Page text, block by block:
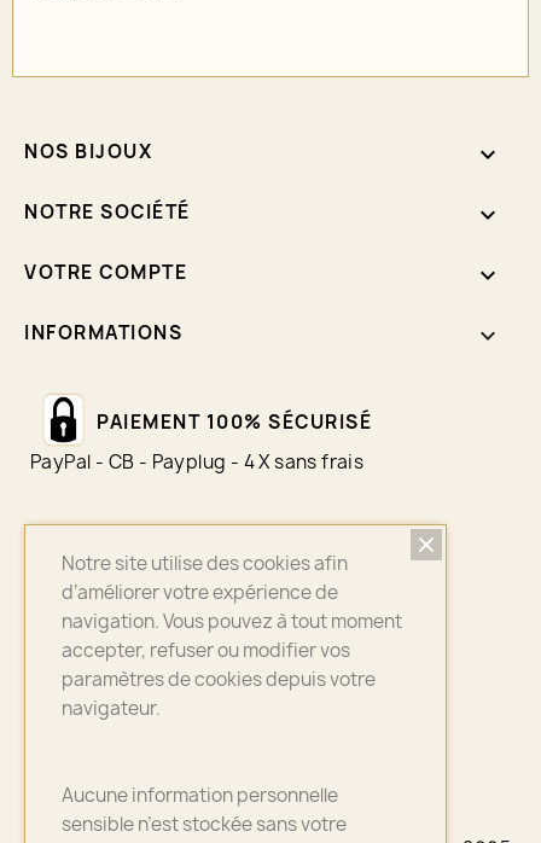
NOS BIJOUX 
NOTRE SOCIÉTÉ 
VOTRE COMPTE 
INFORMATIONS keyboard_arrow_down
PAIEMENT 100% SÉCURISÉ
PayPal - CB - Payplug - 4 X sans frais
LIVRAISON SUIVI
Colissimo - Chronopost - Mondial Relay
ASSURANCE QUALITÉ
Notre site utilise des cookies afin
d’améliorer votre expérience de
navigation. Vous pouvez à tout moment
accepter, refuser ou modifier vos
paramètres de cookies depuis votre
navigateur.
Aucune information personnelle
sensible n’est stockée sans votre